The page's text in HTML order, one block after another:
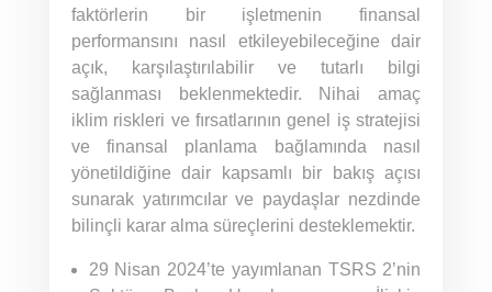
faktörlerin bir işletmenin finansal
performansını nasıl etkileyebileceğine dair
açık, karşılaştırılabilir ve tutarlı bilgi
sağlanması beklenmektedir. Nihai amaç
iklim riskleri ve fırsatlarının genel iş stratejisi
ve finansal planlama bağlamında nasıl
yönetildiğine dair kapsamlı bir bakış açısı
sunarak yatırımcılar ve paydaşlar nezdinde
bilinçli karar alma süreçlerini desteklemektir.
29 Nisan 2024’te yayımlanan TSRS 2’nin